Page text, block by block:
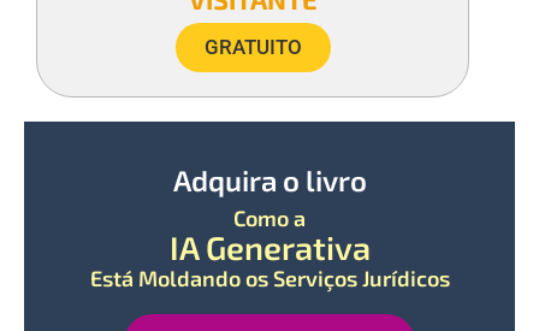
GRATUITO
Adquira o livro
Como a
IA Generativa
Está Moldando os Serviços Jurídicos